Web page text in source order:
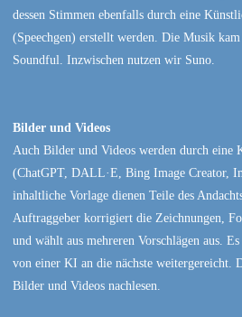
dessen Stimmen ebenfalls durch eine
(Speechgen) erstellt werden. Die Musik
Soundful. Inzwischen nutzen wir Suno.
Bilder und Videos
Auch Bilder und Videos werden durch eine
(ChatGPT, DALL·E, Bing Image Creator,
inhaltliche Vorlage dienen Teile des
Auftraggeber korrigiert die Zeichnungen,
und wählt aus mehreren Vorschlägen aus.
von einer KI an die nächste weitergereicht.
Bilder und Videos nachlesen.